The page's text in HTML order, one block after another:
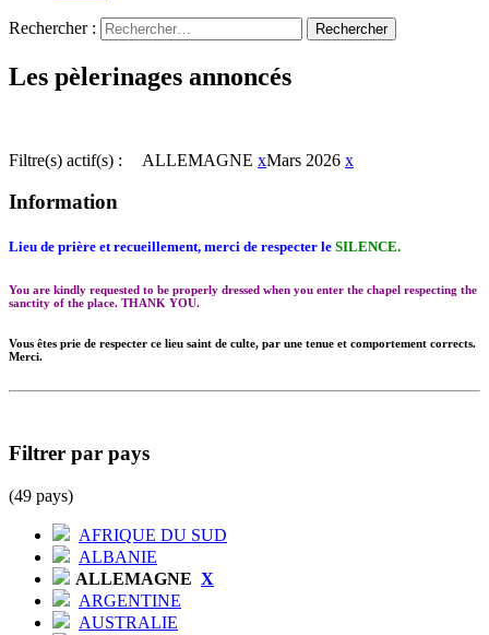
Rechercher :
Les pèlerinages annoncés
Filtre(s) actif(s) : ALLEMAGNE xMars 2026 x
Information
Lieu de prière et recueillement, merci de respecter le SILENCE.
You are kindly requested to be properly dressed when you enter the chapel respecting the
sanctity of the place. THANK YOU.
Vous êtes prie de respecter ce lieu saint de culte, par une tenue et comportement corrects.
Merci.
Filtrer par pays
(49 pays)
AFRIQUE DU SUD
ALBANIE
ALLEMAGNE X
ARGENTINE
AUSTRALIE